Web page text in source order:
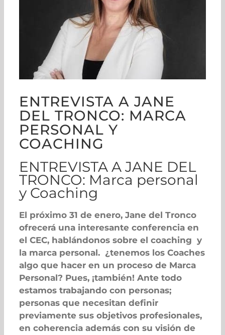
ENTREVISTA A JANE
DEL TRONCO: MARCA
PERSONAL Y
COACHING
ENTREVISTA A JANE DEL
TRONCO: Marca personal
y Coaching
El próximo 31 de enero, Jane del Tronco
ofrecerá una interesante conferencia en
el CEC, hablándonos sobre el coaching y
la marca personal. ¿tenemos los Coaches
algo que hacer en un proceso de Marca
Personal? Pues, ¡también! Ante todo
estamos trabajando con personas;
personas que necesitan definir
previamente sus objetivos profesionales,
en coherencia además con su visión de